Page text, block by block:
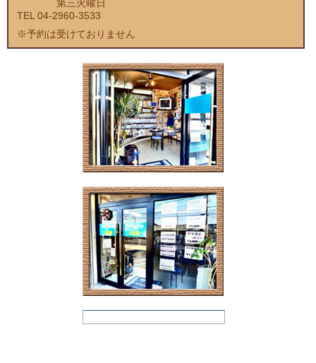
第三火曜日
TEL 04-2960-3533
※予約は受けておりません